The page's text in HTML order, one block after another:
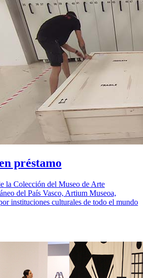
préstamo
la Colección del Museo de Arte
del País Vasco, Artium Museoa,
instituciones culturales de todo el mundo